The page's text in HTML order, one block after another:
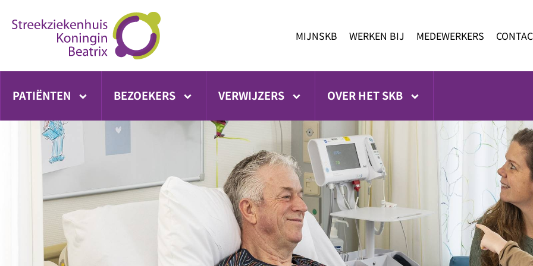
direct
MIJNSKB WERKEN BIJ MEDEWERKERS
PATIËNTEN BEZOEKERS VERWIJZERS OVER HET SKB